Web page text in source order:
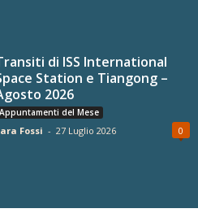
di ISS International
Station e Tiangong –
2026
Appuntamenti del Mese
Fossi - 27 Luglio 2026 0